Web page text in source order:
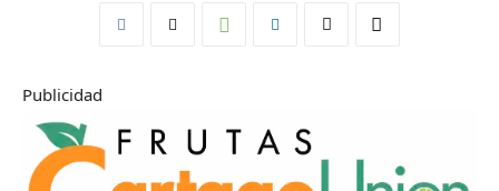
Publicidad